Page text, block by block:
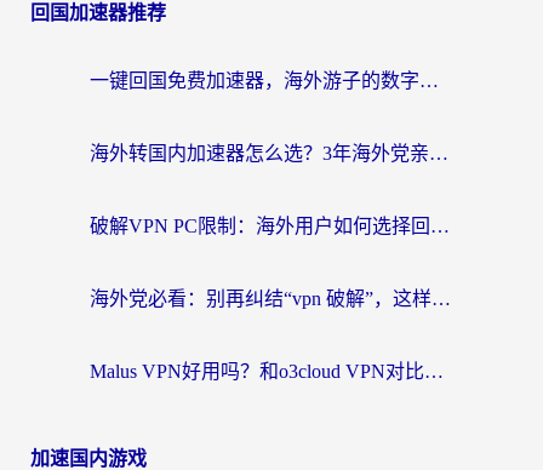
回国加速器推荐
一键回国免费加速器，海外游子的数字归乡路
海外转国内加速器怎么选？3年海外党亲测指南，无缝刷剧玩游戏不再难
破解VPN PC限制：海外用户如何选择回国加速器实现无缝访问国内资源
海外党必看：别再纠结“vpn 破解”，这样选回国加速器才能真正无缝访问国内资源
Malus VPN好用吗？和o3cloud VPN对比哪个回国效果更好？
加速国内游戏